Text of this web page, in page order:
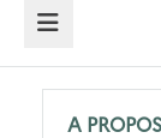
MENU
A